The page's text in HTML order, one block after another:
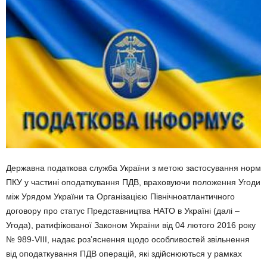
Державна податкова служба України з метою застосування норм
ПКУ у частині оподаткування ПДВ, враховуючи положення Угоди
між Урядом України та Організацією Північноатлантичного
договору про статус Представництва НАТО в Україні (далі –
Угода), ратифікованої Законом України від 04 лютого 2016 року
№ 989-VIII, надає роз’яснення щодо особливостей звільнення
від оподаткування ПДВ операцій, які здійснюються у рамках